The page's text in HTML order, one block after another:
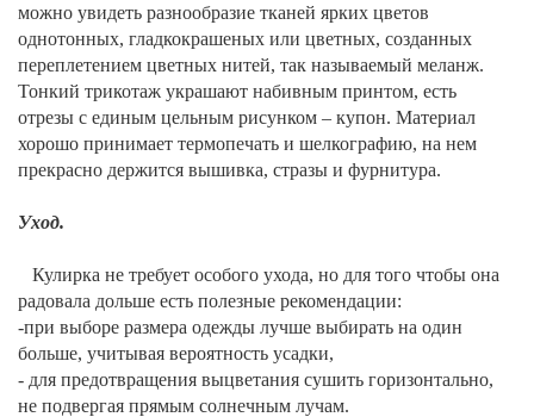
можно увидеть разнообразие тканей ярких цветов
однотонных, гладкокрашеных или цветных, созданных
переплетением цветных нитей, так называемый меланж.
Тонкий трикотаж украшают набивным принтом, есть
отрезы с единым цельным рисунком – купон. Материал
хорошо принимает термопечать и шелкографию, на нем
прекрасно держится вышивка, стразы и фурнитура.
Уход.
Кулирка не требует особого ухода, но для того чтобы она
радовала дольше есть полезные рекомендации:
-при выборе размера одежды лучше выбирать на один
больше, учитывая вероятность усадки,
- для предотвращения выцветания сушить горизонтально,
не подвергая прямым солнечным лучам.